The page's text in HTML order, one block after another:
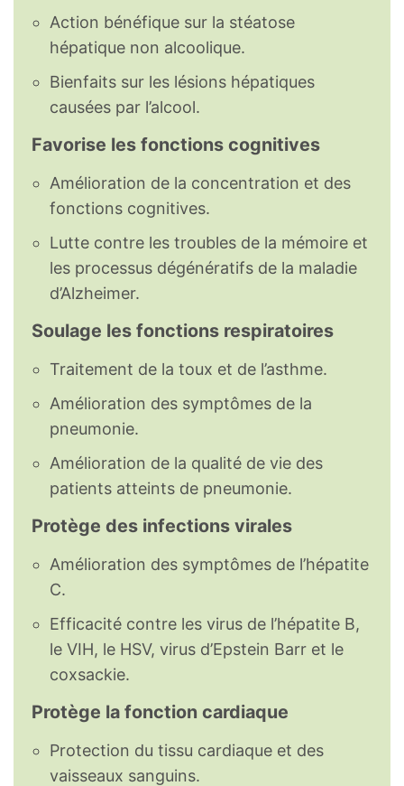
Action bénéfique sur la stéatose
hépatique non alcoolique.
Bienfaits sur les lésions hépatiques
causées par l’alcool.
Favorise les fonctions cognitives
Amélioration de la concentration et des
fonctions cognitives.
Lutte contre les troubles de la mémoire et
les processus dégénératifs de la maladie
d’Alzheimer.
Soulage les fonctions respiratoires
Traitement de la toux et de l’asthme.
Amélioration des symptômes de la
pneumonie.
Amélioration de la qualité de vie des
patients atteints de pneumonie.
Protège des infections virales
Amélioration des symptômes de l’hépatite
C.
Efficacité contre les virus de l’hépatite B,
le VIH, le HSV, virus d’Epstein Barr et le
coxsackie.
Protège la fonction cardiaque
Protection du tissu cardiaque et des
vaisseaux sanguins.